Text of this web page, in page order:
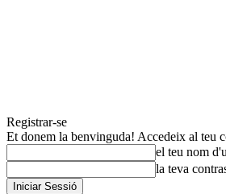
Registrar-se
Et donem la benvinguda! Accedeix al teu
el teu nom
la teva